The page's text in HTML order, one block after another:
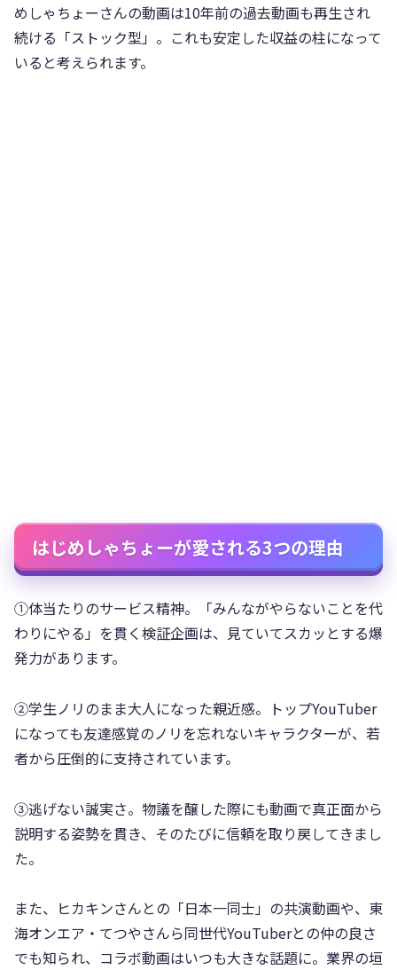
めしゃちょーさんの動画は10年前の過去動画も再生され
続ける「ストック型」。これも安定した収益の柱になって
いると考えられます。
はじめしゃちょーが愛される3つの理由
①体当たりのサービス精神。「みんながやらないことを代
わりにやる」を貫く検証企画は、見ていてスカッとする爆
発力があります。
②学生ノリのまま大人になった親近感。トップYouTuber
になっても友達感覚のノリを忘れないキャラクターが、若
者から圧倒的に支持されています。
③逃げない誠実さ。物議を醸した際にも動画で真正面から
説明する姿勢を貫き、そのたびに信頼を取り戻してきまし
た。
また、ヒカキンさんとの「日本一同士」の共演動画や、東
海オンエア・てつやさんら同世代YouTuberとの仲の良さ
でも知られ、コラボ動画はいつも大きな話題に。業界の垣